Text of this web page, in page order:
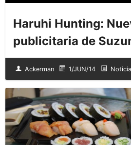
Haruhi Hunting:
publicitaria de
Ackerman 1/JUN/14